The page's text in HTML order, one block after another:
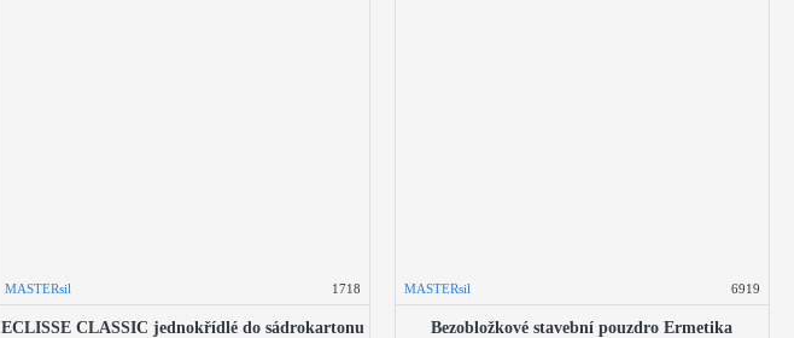
MASTERsil 1718
ECLISSE CLASSIC jednokřídlé do sádrokartonu
MASTERsil 6919
Bezobložkové stavební pouzdro Ermetika